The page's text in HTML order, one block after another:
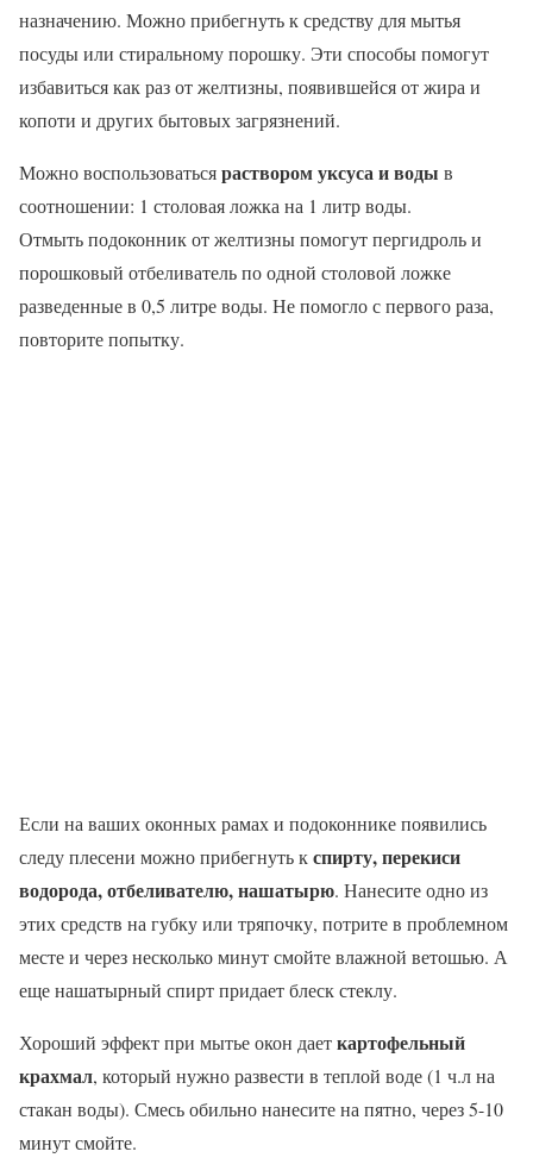
назначению. Можно прибегнуть к средству для мытья
посуды или стиральному порошку. Эти способы помогут
избавиться как раз от желтизны, появившейся от жира и
копоти и других бытовых загрязнений.
Можно воспользоватьсяраствором уксуса и воды в
соотношении: 1 столовая ложка на 1 литр воды.
Отмыть подоконник от желтизны помогут пергидроль и
порошковый отбеливатель по одной столовой ложке
разведенные в 0,5 литре воды. Не помогло с первого раза,
повторите попытку.
Если на ваших оконных рамах и подоконнике появились
следу плесени можно прибегнуть кспирту, перекиси
водорода, отбеливателю, нашатырю. Нанесите одно из
этих средств на губку или тряпочку, потрите в проблемном
месте и через несколько минут смойте влажной ветошью. А
еще нашатырный спирт придает блеск стеклу.
Хороший эффект при мытье окон даеткартофельный
крахмал, который нужно развести в теплой воде (1 ч.л на
стакан воды). Смесь обильно нанесите на пятно, через 5-10
минут смойте.